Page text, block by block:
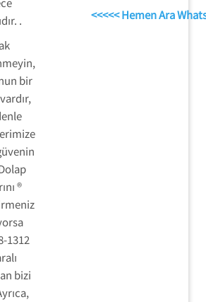
.
bir
®
1312
bizi
<<<<< Hemen Ara